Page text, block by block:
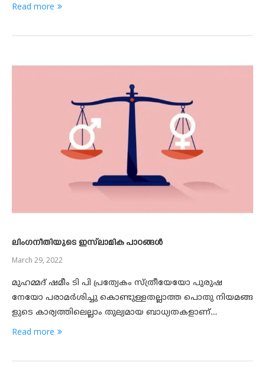
Read more
ലിംഗനീതിയുടെ ഇസ്‌ലാമിക പാഠങ്ങൾ
March 29, 2022
മുഹമ്മദ്‌ ഷമീം ടി പി പ്രത്യേകം സ്ത്രീയേയോ പുരുഷ
നേയോ പരാമര്‍ശിച്ചു കൊണ്ടുള്ളതല്ലാത്ത പൊതു നിയമങ്ങ
ളുടെ കാര്യത്തിലെല്ലാം തുല്യമായ ബാധ്യതകളാണ്…
Read more